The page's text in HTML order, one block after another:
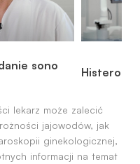
sono
lekarz może zalecić
jajowodów, jak
ginekologicznej,
informacji na temat